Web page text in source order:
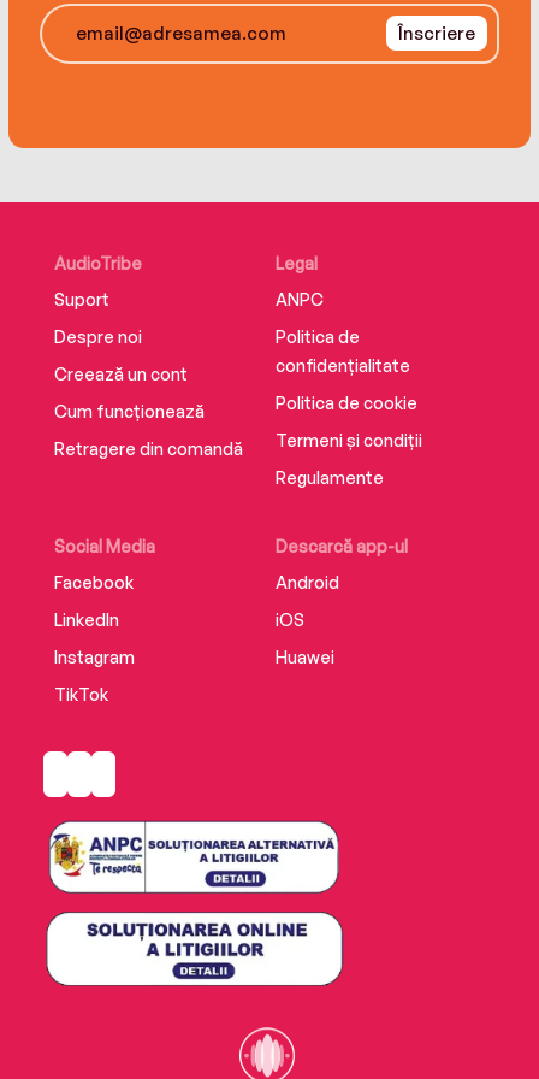
Înscriere
AudioTribe
Suport
Despre noi
Creează un cont
Cum funcționează
Retragere din comandă
Social Media
Facebook
LinkedIn
Instagram
TikTok
Descarcă app-ul
Android
iOS
Huawei
Legal
ANPC
Politica de
confidențialitate
Politica de cookie
Termeni și condiții
Regulamente